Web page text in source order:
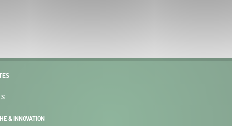
& INNOVATION